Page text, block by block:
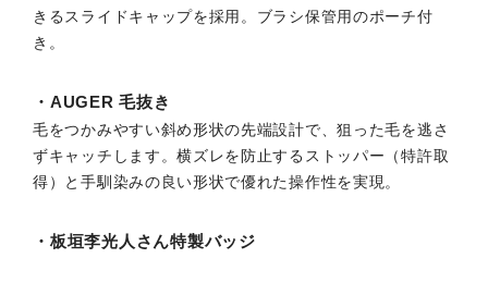
きるスライドキャップを採用。ブラシ保管用のポーチ付
き。
・AUGER 毛抜き
毛をつかみやすい斜め形状の先端設計で、狙った毛を逃さ
ずキャッチします。横ズレを防止するストッパー（特許取
得）と手馴染みの良い形状で優れた操作性を実現。
・板垣李光人さん特製バッジ